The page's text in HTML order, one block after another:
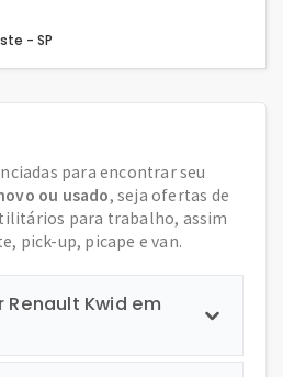
- SP
para encontrar seu
ou usado, seja ofertas de
para trabalho, assim
pick-up, picape e van.
Kwid em